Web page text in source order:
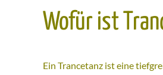
Wofür ist
Ein Trancetanz ist eine